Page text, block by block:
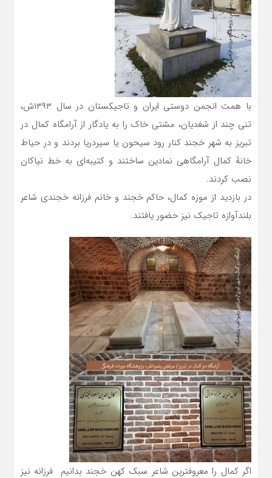
با همت انجمن دوستی ایران و تاجیکستان در سال ۱۳۹۳ش،
تنی چند از سُغدیان، مشتی خاک را به یادگار از آرامگاه کمال در
تبریز به شهر خجند کنار رود سیحون یا سیردریا بردند و در حیاط
خانهٔ کمال آرامگاهی نمادین ساختند و کتیبه‌ای به خط نیاکان
نصب کردند.
در بازدید از موزه کمال، حاکم خجند و خانم فرزانه خجندی شاعر
بلندآوازه تاجیک نیز حضور یافتند.
اگر کمال را معروفترین شاعر سبک کهن خجند بدانیم فرزانه نیز